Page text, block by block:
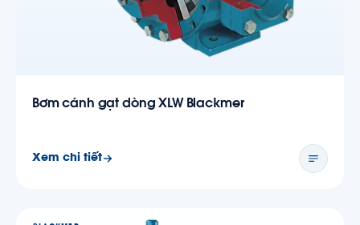
Bơm cánh gạt dòng XLW Blackmer
Xem chi tiết